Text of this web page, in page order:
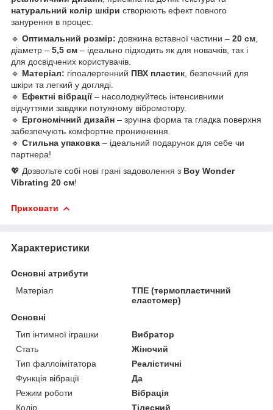
натуральний колір шкіри створюють ефект повного
занурення в процес.
🔹 Оптимальний розмір: довжина вставної частини – 20 см
діаметр – 5,5 см – ідеально підходить як для новачків, так і
для досвідчених користувачів.
🔹 Матеріал: гіпоалергенний ПВХ пластик , безпечний для
шкіри та легкий у догляді.
🔹 Ефектні вібрації– насолоджуйтесь інтенсивними
відчуттями завдяки потужному вібромотору.
🔹 Ергономічний дизайн – зручна форма та гладка поверхня
забезпечують комфортне проникнення.
🔹 Стильна упаковка – ідеальний подарунок для себе чи
партнера!
💖 Дозвольте собі нові грані задоволення з Boy Wonder
Vibrating 20 см!
Приховати
Характеристики
Основні атрибути
Матеріал
ТПЕ (термопластичний
еластомер)
Основні
Тип інтимної іграшки
Вибратор
Стать
Жіночий
Тип фаллоімітатора
Реалістичні
Функція вібрації
Да
Режим роботи
Вібрація
Колір
Тілесний